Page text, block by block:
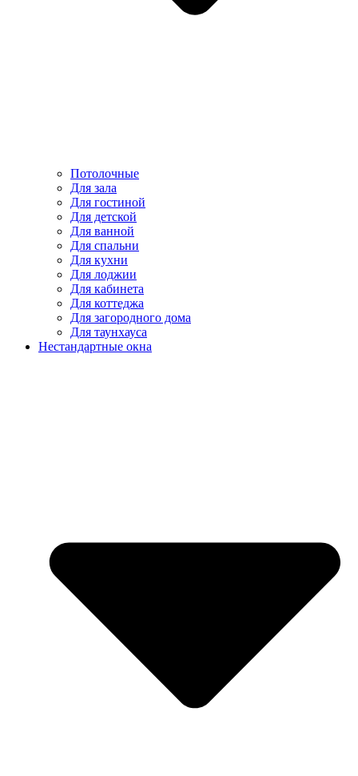
Потолочные
Для зала
Для гостиной
Для детской
Для ванной
Для спальни
Для кухни
Для лоджии
Для кабинета
Для коттеджа
Для загородного дома
Для таунхауса
Нестандартные окна